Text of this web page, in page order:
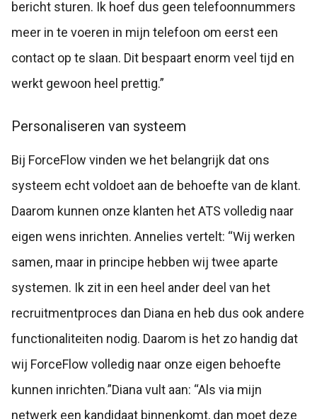
bericht sturen. Ik hoef dus geen telefoonnummers
meer in te voeren in mijn telefoon om eerst een
contact op te slaan. Dit bespaart enorm veel tijd en
werkt gewoon heel prettig.”
Personaliseren van systeem
Bij ForceFlow vinden we het belangrijk dat ons
systeem echt voldoet aan de behoefte van de klant.
Daarom kunnen onze klanten het ATS volledig naar
eigen wens inrichten. Annelies vertelt: “Wij werken
samen, maar in principe hebben wij twee aparte
systemen. Ik zit in een heel ander deel van het
recruitmentproces dan Diana en heb dus ook andere
functionaliteiten nodig. Daarom is het zo handig dat
wij ForceFlow volledig naar onze eigen behoefte
kunnen inrichten.”Diana vult aan: “Als via mijn
netwerk een kandidaat binnenkomt, dan moet deze